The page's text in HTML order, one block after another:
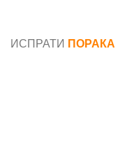
ИСПРАТИ ПОРАКА